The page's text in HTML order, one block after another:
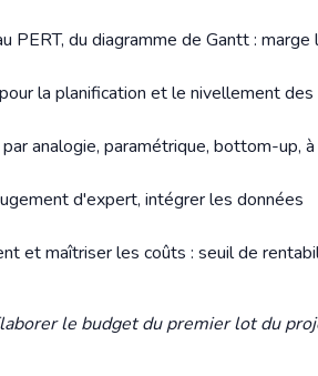
PERT, du diagramme de Gantt : marge
la planification et le nivellement des
analogie, paramétrique, bottom-up,
d'expert, intégrer les données
et maîtriser les coûts : seuil de
le budget du premier lot du